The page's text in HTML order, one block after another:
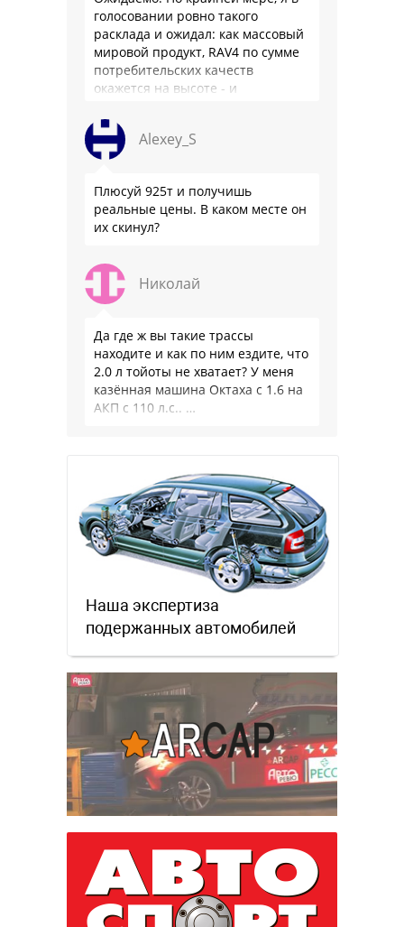
голосовании ровно такого
расклада и ожидал: как массовый
мировой продукт, RAV4 по сумме
потребительских качеств
окажется на высоте - и
такое слово …
Alexey_S
Плюсуй 925т и получишь
реальные цены. В каком месте он
их скинул?
Николай
Да где ж вы такие трассы
находите и как по ним ездите, что
2.0 л тойоты не хватает? У меня
казённая машина Октаха с 1.6 на
АКП с 110 л.с.. …
Наша экспертиза
подержанных автомобилей